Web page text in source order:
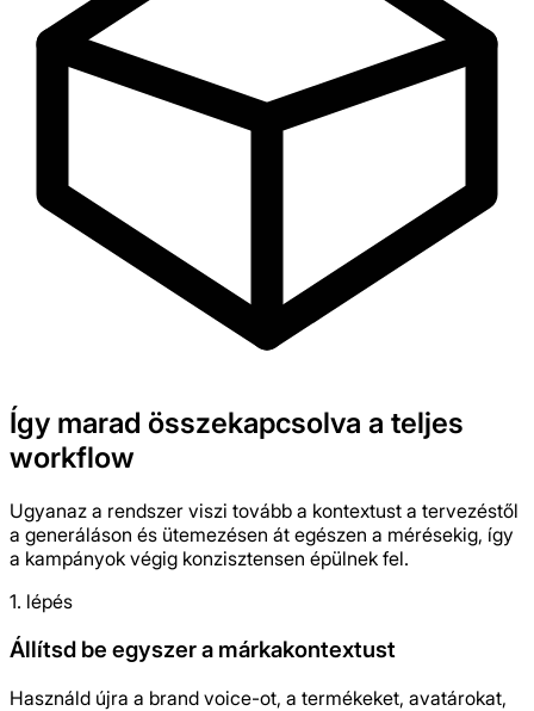
Így marad összekapcsolva a teljes
workflow
Ugyanaz a rendszer viszi tovább a kontextust a tervezéstől
a generáláson és ütemezésen át egészen a mérésekig, így
a kampányok végig konzisztensen épülnek fel.
1. lépés
Állítsd be egyszer a márkakontextust
Használd újra a brand voice-ot, a termékeket, avatárokat,